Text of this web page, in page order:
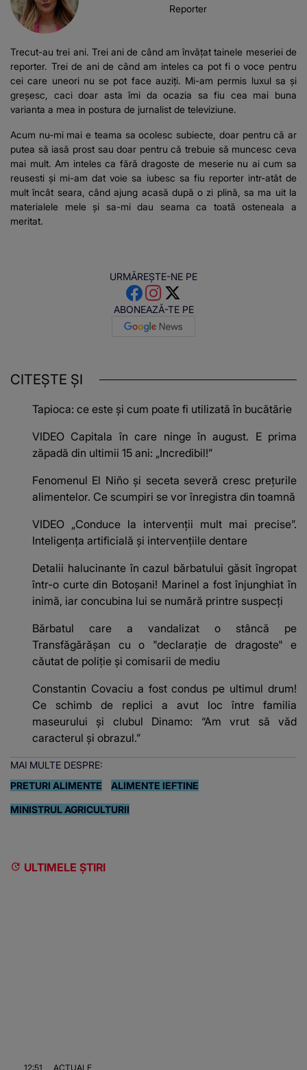
Reporter
Trecut-au trei ani. Trei ani de când am învățat tainele meseriei de
reporter. Trei de ani de când am inteles ca pot fi o voce pentru
cei care uneori nu se pot face auziți. Mi-am permis luxul sa și
greșesc, caci doar asta îmi da ocazia sa fiu cea mai buna
varianta a mea in postura de jurnalist de televiziune.
Acum nu-mi mai e teama sa ocolesc subiecte, doar pentru că ar
putea să iasă prost sau doar pentru că trebuie să muncesc ceva
mai mult. Am inteles ca fără dragoste de meserie nu ai cum sa
reusesti și mi-am dat voie sa iubesc sa fiu reporter intr-atât de
mult încât seara, când ajung acasă după o zi plină, sa ma uit la
materialele mele și sa-mi dau seama ca toată osteneala a
meritat.
URMĂREȘTE-NE PE
ABONEAZĂ-TE PE
CITEȘTE ȘI
Tapioca: ce este și cum poate fi utilizată în bucătărie
VIDEO Capitala în care ninge în august. E prima
zăpadă din ultimii 15 ani: „Incredibil!”
Fenomenul El Niño și seceta severă cresc prețurile
alimentelor. Ce scumpiri se vor înregistra din toamnă
VIDEO „Conduce la intervenții mult mai precise”.
Inteligența artificială și intervențiile dentare
Detalii halucinante în cazul bărbatului găsit îngropat
într-o curte din Botoșani! Marinel a fost înjunghiat în
inimă, iar concubina lui se numără printre suspecți
Bărbatul care a vandalizat o stâncă pe
Transfăgărășan cu o "declaraţie de dragoste" e
căutat de poliție și comisarii de mediu
Constantin Covaciu a fost condus pe ultimul drum!
Ce schimb de replici a avut loc între familia
maseurului și clubul Dinamo: “Am vrut să văd
caracterul și obrazul.”
MAI MULTE DESPRE:
PRETURI ALIMENTE
ALIMENTE IEFTINE
MINISTRUL AGRICULTURII
ULTIMELE ȘTIRI
12:51 ACTUALE